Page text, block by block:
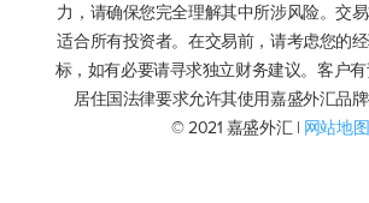
力，请确保您完全理解其中所涉风险。交
适合所有投资者。在交易前，请考虑您的
标，如有必要请寻求独立财务建议。客户
居住国法律要求允许其使用嘉盛外汇品牌
© 2021 嘉盛外汇 | 网站地图